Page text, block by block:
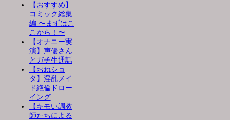
【おすすめ】
コミック総集
編 〜まずはこ
こから！〜
【オナニー実
演】声優さん
とガチ生通話
【おねショ
タ】淫乱メイ
ド絶倫ドロー
イング
【キモい調教
師たちによる